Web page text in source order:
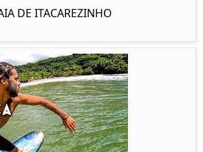
DE ITACAREZINHO